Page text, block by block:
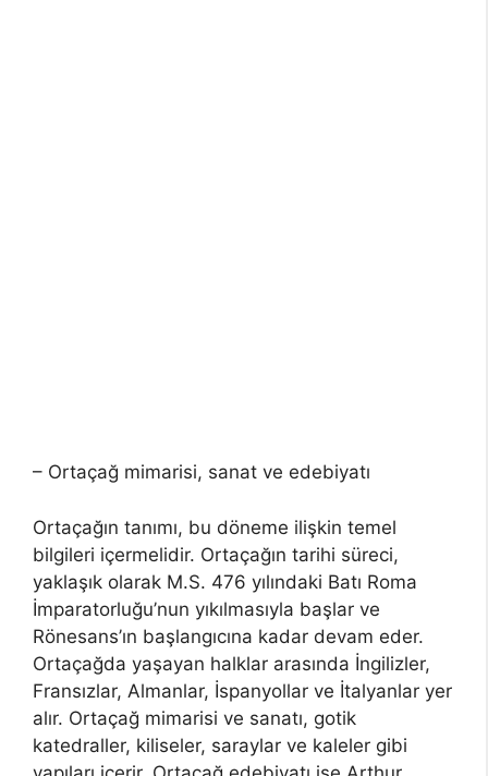
– Ortaçağ mimarisi, sanat ve edebiyatı
Ortaçağın tanımı, bu döneme ilişkin temel
bilgileri içermelidir. Ortaçağın tarihi süreci,
yaklaşık olarak M.S. 476 yılındaki Batı Roma
İmparatorluğu’nun yıkılmasıyla başlar ve
Rönesans’ın başlangıcına kadar devam eder.
Ortaçağda yaşayan halklar arasında İngilizler,
Fransızlar, Almanlar, İspanyollar ve İtalyanlar yer
alır. Ortaçağ mimarisi ve sanatı, gotik
katedraller, kiliseler, saraylar ve kaleler gibi